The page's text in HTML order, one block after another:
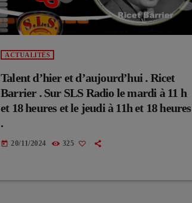
ACTUALITÉS
Talent d’hier et d’aujourd’hui . Ricet
Barrier . Sur SLS Radio le mardi à 11 h
et 18 heures et le jeudi à 11h et 18 heures
.
today 20/11/2024 325